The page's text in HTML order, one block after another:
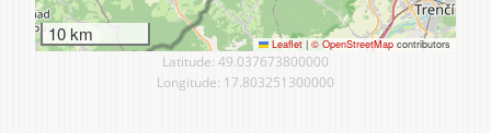
10 km Leaflet | © OpenStreetMap contributors
Latitude: 49.037673800000
Longitude: 17.803251300000